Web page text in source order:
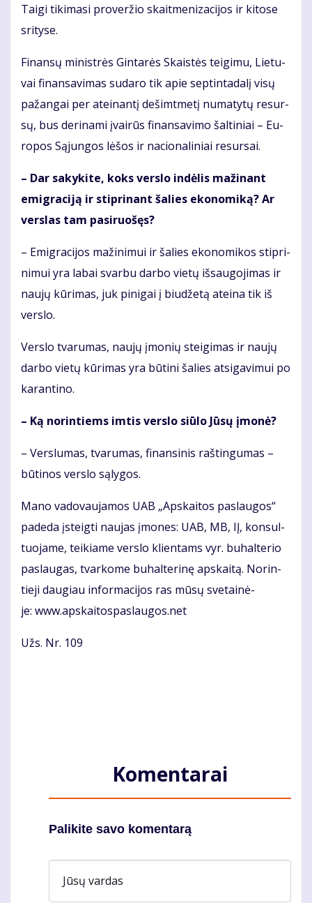
Tai­gi ti­ki­ma­si pro­ver­žio skait­me­ni­za­ci­jos ir ki­to­se
sri­ty­se.
Fi­nan­sų mi­nist­rės Gin­ta­rės Skais­tės tei­gi­mu, Lie­tu­
vai fi­nan­sa­vi­mas su­da­ro tik apie sep­tin­ta­da­lį vi­sų
pa­žan­gai per at­ei­nan­tį de­šimt­me­tį nu­ma­ty­tų re­sur­
sų, bus de­ri­na­mi įvai­rūs fi­nan­sa­vi­mo šal­ti­niai – Eu­
ro­pos Są­jun­gos lė­šos ir na­cio­na­li­niai re­sur­sai.
– Dar sa­ky­ki­te, koks ver­slo in­dė­lis ma­ži­nant
emig­ra­ci­ją ir stip­ri­nant ša­lies eko­no­mi­ką? Ar
ver­slas tam pa­si­ruo­šęs?
– Emig­ra­ci­jos ma­ži­ni­mui ir ša­lies eko­no­mi­kos stip­ri­
ni­mui yra la­bai svar­bu dar­bo vie­tų iš­sau­go­ji­mas ir
nau­jų kū­ri­mas, juk pi­ni­gai į biu­dže­tą at­ei­na tik iš
ver­slo.
Ver­slo tva­ru­mas, nau­jų įmo­nių stei­gi­mas ir nau­jų
dar­bo vie­tų kū­ri­mas yra bū­ti­ni ša­lies at­si­ga­vi­mui po
ka­ran­ti­no.
– Ką no­rin­tiems im­tis ver­slo siū­lo Jū­sų įmo­nė?
– Ver­slu­mas, tva­ru­mas, fi­nan­si­nis raš­tin­gu­mas –
bū­ti­nos ver­slo są­ly­gos.
Ma­no va­do­vau­ja­mos UAB „Ap­skai­tos pa­slau­gos“
pa­de­da įsteig­ti nau­jas įmo­nes: UAB, MB, IĮ, kon­sul­
tuo­ja­me, tei­kia­me ver­slo klien­tams vyr. bu­hal­te­rio
pa­slau­gas, tvar­ko­me bu­hal­te­ri­nę ap­skai­tą. No­rin­
tie­ji dau­giau in­for­ma­ci­jos ras mū­sų sve­tai­nė­
je: www.ap­skai­tos­pas­lau­gos.net
Užs. Nr. 109
Komentarai
Palikite savo komentarą
Jūsų vardas